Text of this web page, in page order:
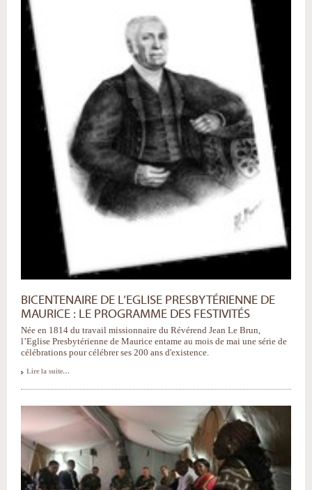
BICENTENAIRE DE L’EGLISE PRESBYTÉRIENNE DE
MAURICE : LE PROGRAMME DES FESTIVITÉS
Née en 1814 du travail missionnaire du Révérend Jean Le Brun,
l’Eglise Presbytérienne de Maurice entame au mois de mai une série de
célébrations pour célébrer ses 200 ans d'existence.
Lire la suite…